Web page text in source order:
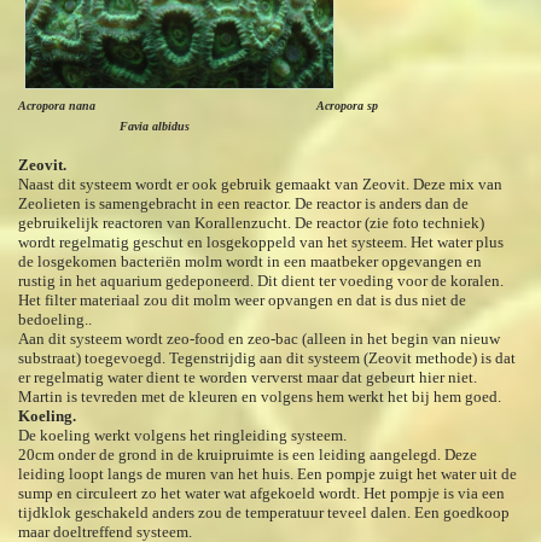
Acropora nana Acropora sp
Favia albidus
Zeovit.
Naast dit systeem wordt er ook gebruik gemaakt van Zeovit. Deze mix van
Zeolieten is samengebracht in een reactor. De reactor is anders dan de
gebruikelijk reactoren van Korallenzucht. De reactor (zie foto techniek)
wordt regelmatig geschut en losgekoppeld van het systeem. Het water plus
de losgekomen bacteriën molm wordt in een maatbeker opgevangen en
rustig in het aquarium gedeponeerd. Dit dient ter voeding voor de koralen.
Het filter materiaal zou dit molm weer opvangen en dat is dus niet de
bedoeling..
Aan dit systeem wordt zeo-food en zeo-bac (alleen in het begin van nieuw
substraat) toegevoegd. Tegenstrijdig aan dit systeem (Zeovit methode) is dat
er regelmatig water dient te worden ververst maar dat gebeurt hier niet.
Martin is tevreden met de kleuren en volgens hem werkt het bij hem goed.
Koeling.
De koeling werkt volgens het ringleiding systeem.
20cm onder de grond in de kruipruimte is een leiding aangelegd. Deze
leiding loopt langs de muren van het huis. Een pompje zuigt het water uit de
sump en circuleert zo het water wat afgekoeld wordt. Het pompje is via een
tijdklok geschakeld anders zou de temperatuur teveel dalen. Een goedkoop
maar doeltreffend systeem.